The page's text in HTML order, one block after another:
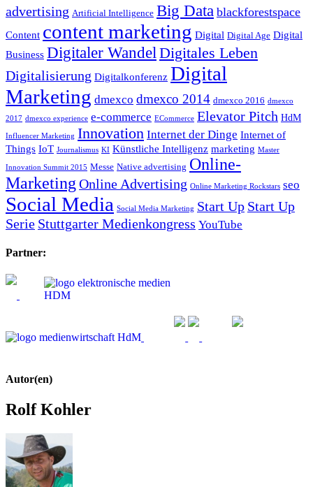
advertising Artificial Intelligence Big Data blackforestspace
Content content marketing Digital Digital Age Digital
Business Digitaler Wandel Digitales Leben
Digitalisierung Digitalkonferenz Digital
Marketing dmexco dmexco 2014 dmexco 2016 dmexco
2017 dmexco experience e-commerce ECommerce Elevator Pitch HdM
Influencer Marketing Innovation Internet der Dinge Internet of
Things IoT Journalismus KI Künstliche Intelligenz marketing Master
Innovation Summit 2015 Messe Native advertising Online-
Marketing Online Advertising Online Marketing Rockstars seo
Social Media Social Media Marketing Start Up Start Up
Serie Stuttgarter Medienkongress YouTube
Partner:
Autor(en)
Rolf Kohler